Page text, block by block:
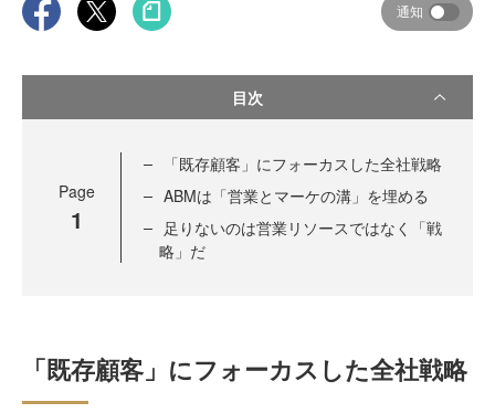
通知
目次
Page
1
「既存顧客」にフォーカスした全社戦略
ABMは「営業とマーケの溝」を埋める
足りないのは営業リソースではなく「戦
略」だ
「既存顧客」にフォーカスした全社戦略